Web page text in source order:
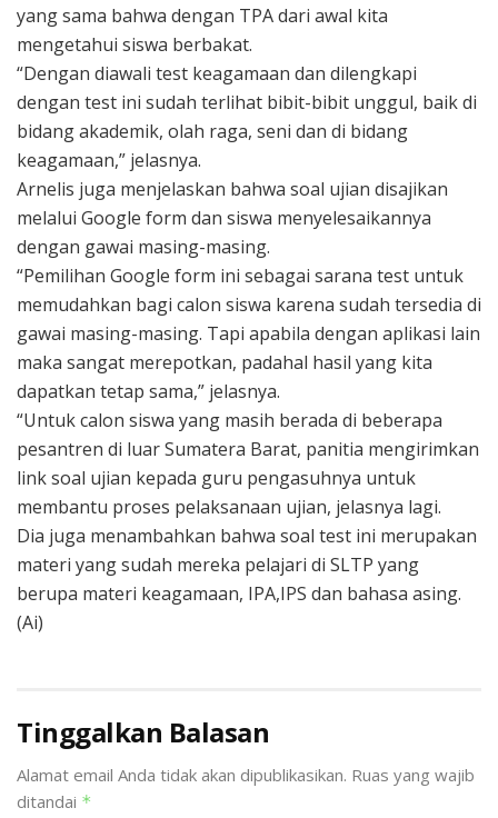
yang sama bahwa dengan TPA dari awal kita
mengetahui siswa berbakat.
“Dengan diawali test keagamaan dan dilengkapi
dengan test ini sudah terlihat bibit-bibit unggul, baik di
bidang akademik, olah raga, seni dan di bidang
keagamaan,” jelasnya.
Arnelis juga menjelaskan bahwa soal ujian disajikan
melalui Google form dan siswa menyelesaikannya
dengan gawai masing-masing.
“Pemilihan Google form ini sebagai sarana test untuk
memudahkan bagi calon siswa karena sudah tersedia di
gawai masing-masing. Tapi apabila dengan aplikasi lain
maka sangat merepotkan, padahal hasil yang kita
dapatkan tetap sama,” jelasnya.
“Untuk calon siswa yang masih berada di beberapa
pesantren di luar Sumatera Barat, panitia mengirimkan
link soal ujian kepada guru pengasuhnya untuk
membantu proses pelaksanaan ujian, jelasnya lagi.
Dia juga menambahkan bahwa soal test ini merupakan
materi yang sudah mereka pelajari di SLTP yang
berupa materi keagamaan, IPA,IPS dan bahasa asing.
(Ai)
Tinggalkan Balasan
Alamat email Anda tidak akan dipublikasikan. Ruas yang wajib
ditandai *